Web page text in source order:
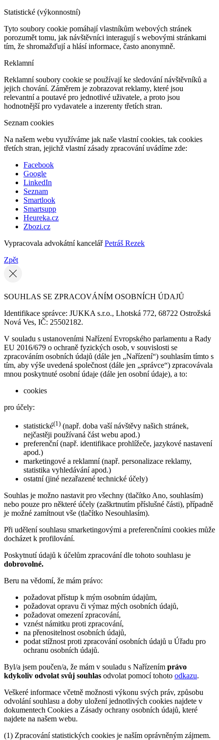
Statistické (výkonnostní)
Tyto soubory cookie pomáhají vlastníkům webových stránek
porozumět tomu, jak návštěvníci interagují s webovými stránkami
tím, že shromažďují a hlásí informace, často anonymně.
Reklamní
Reklamní soubory cookie se používají ke sledování návštěvníků a
jejich chování. Záměrem je zobrazovat reklamy, které jsou
relevantní a poutavé pro jednotlivé uživatele, a proto jsou
hodnotnější pro vydavatele a inzerenty třetích stran.
Seznam cookies
Na našem webu využíváme jak naše vlastní cookies, tak cookies
třetích stran, jejichž vlastní zásady zpracování uvádíme zde:
Facebook
Google
LinkedIn
Seznam
Smartlook
Smartsupp
Heureka.cz
Zbozi.cz
Vypracovala advokátní kancelářPetráš Rezek
Zpět
SOUHLAS SE ZPRACOVÁNÍM OSOBNÍCH ÚDAJŮ
Identifikace správce: JUKKA s.r.o., Lhotská 772, 68722 Ostrožská
Nová Ves, IČ: 25502182.
V souladu s ustanoveními Nařízení Evropského parlamentu a Rady
EU 2016/679 o ochraně fyzických osob, v souvislosti se
zpracováním osobních údajů (dále jen „Nařízení“) souhlasím tímto s
tím, aby výše uvedená společnost (dále jen „správce“) zpracovávala
mnou poskytnuté osobní údaje (dále jen osobní údaje), a to:
cookies
pro účely:
statistické(1) (např. doba vaší návštěvy našich stránek,
nejčastěji používaná část webu apod.)
preferenční (např. identifikace prohlížeče, jazykové nastavení
apod.)
marketingové a reklamní (např. personalizace reklamy,
statistika vyhledávání apod.)
ostatní (jiné nezařazené technické účely)
Souhlas je možno nastavit pro všechny (tlačítko Ano, souhlasím)
nebo pouze pro některé účely (zaškrtnutím příslušné části), případně
je možné zamítnout vše (tlačítko Nesouhlasím).
Při udělení souhlasu smarketingovými a preferenčními cookies může
docházet k profilování.
Poskytnutí údajů k účelům zpracování dle tohoto souhlasu je
dobrovolné.
Beru na vědomí, že mám právo:
požadovat přístup k mým osobním údajům,
požadovat opravu či výmaz mých osobních údajů,
požadovat omezení zpracování,
vznést námitku proti zpracování,
na přenositelnost osobních údajů,
podat stížnost proti zpracování osobních údajů u Úřadu pro
ochranu osobních údajů.
Byl/a jsem poučen/a, že mám v souladu s Nařízením právo
kdykoliv odvolat svůj souhlas odvolat pomocí tohoto odkazu.
Veškeré informace včetně možnosti výkonu svých práv, způsobu
odvolání souhlasu a doby uložení jednotlivých cookies najdete v
dokumentech Cookies a Zásady ochrany osobních údajů, které
najdete na našem webu.
(1) Zpracování statistických cookies je naším oprávněným zájmem.